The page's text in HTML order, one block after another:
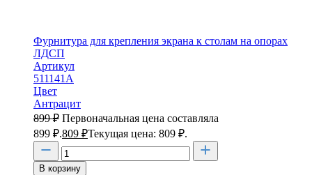
Фурнитура для крепления экрана к столам на опорах
ЛДСП
Артикул
511141А
Цвет
Антрацит
899₽ Первоначальная цена составляла
899 ₽.809 ₽Текущая цена: 809 ₽.
В корзину